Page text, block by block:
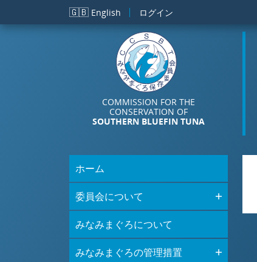
メインコンテンツに移動
🇬🇧 English ログイン
COMMISSION FOR THE
CONSERVATION OF
SOUTHERN BLUEFIN TUNA
ホーム
委員会について
みなみまぐろについて
みなみまぐろの管理措置